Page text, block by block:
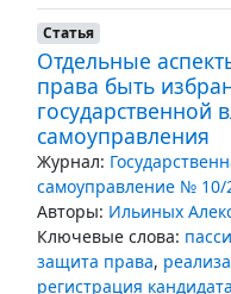
Статья
Отдельные
права быть
государственной
самоуправления
Журнал:
самоуправление № 10/
Авторы: Ильиных
Ключевые слова:
защита права,
регистрация кандидата